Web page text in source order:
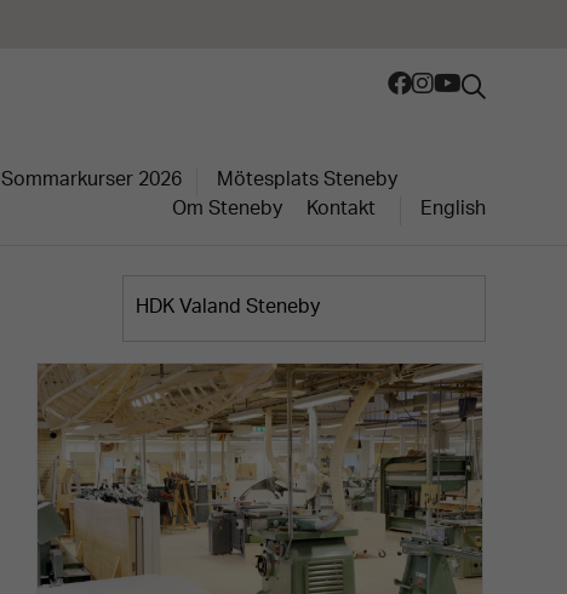
Sommarkurser 2026 Mötesplats Steneby
Om Steneby Kontakt English